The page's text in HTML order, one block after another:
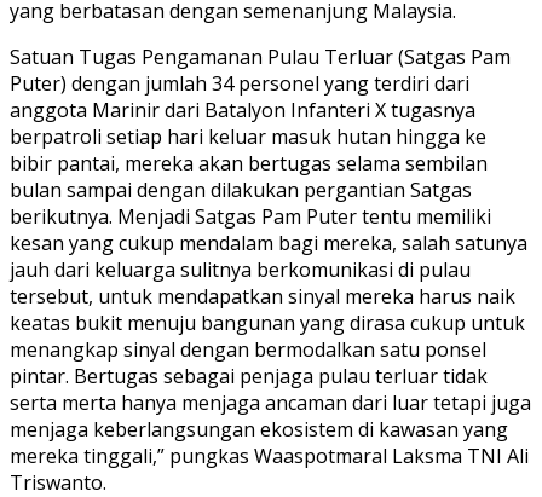
yang berbatasan dengan semenanjung Malaysia.
Satuan Tugas Pengamanan Pulau Terluar (Satgas Pam
Puter) dengan jumlah 34 personel yang terdiri dari
anggota Marinir dari Batalyon Infanteri X tugasnya
berpatroli setiap hari keluar masuk hutan hingga ke
bibir pantai, mereka akan bertugas selama sembilan
bulan sampai dengan dilakukan pergantian Satgas
berikutnya. Menjadi Satgas Pam Puter tentu memiliki
kesan yang cukup mendalam bagi mereka, salah satunya
jauh dari keluarga sulitnya berkomunikasi di pulau
tersebut, untuk mendapatkan sinyal mereka harus naik
keatas bukit menuju bangunan yang dirasa cukup untuk
menangkap sinyal dengan bermodalkan satu ponsel
pintar. Bertugas sebagai penjaga pulau terluar tidak
serta merta hanya menjaga ancaman dari luar tetapi juga
menjaga keberlangsungan ekosistem di kawasan yang
mereka tinggali,” pungkas Waaspotmaral Laksma TNI Ali
Triswanto.